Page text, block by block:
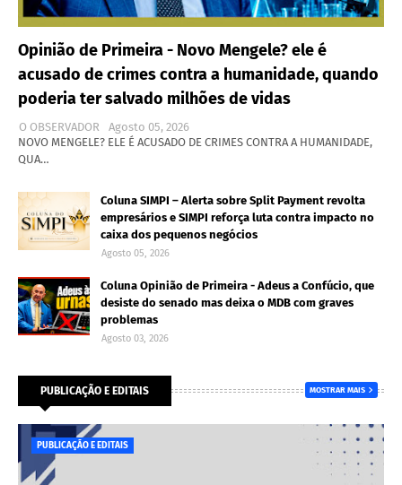
Opinião de Primeira - Novo Mengele? ele é
acusado de crimes contra a humanidade, quando
poderia ter salvado milhões de vidas
O OBSERVADOR
Agosto 05, 2026
NOVO MENGELE? ELE É ACUSADO DE CRIMES CONTRA A HUMANIDADE,
QUA…
Coluna SIMPI – Alerta sobre Split Payment revolta
empresários e SIMPI reforça luta contra impacto no
caixa dos pequenos negócios
Agosto 05, 2026
Coluna Opinião de Primeira - Adeus a Confúcio, que
desiste do senado mas deixa o MDB com graves
problemas
Agosto 03, 2026
PUBLICAÇÃO E EDITAIS MOSTRAR MAIS
PUBLICAÇÃO E EDITAIS